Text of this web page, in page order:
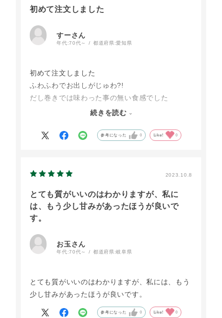
初めて注文しました
すーさん
年代:70代～ 都道府県:愛知県
初めて注文しました
ふわふわでお出しがじゅわ?!
だし巻きでは味わった事の無い食感でした
天美卵はだし巻きにしても美味しいです
また注文します!!
続きを読む
参考になった 0 Like! 0
2023.10.8
とても質がいいのはわかりますが、私に
は、もう少し甘みがあったほうが良いで
す。
お玉さん
年代:70代～ 都道府県:岐阜県
とても質がいいのはわかりますが、私には、もう
少し甘みがあったほうが良いです。
参考になった 0 Like! 0